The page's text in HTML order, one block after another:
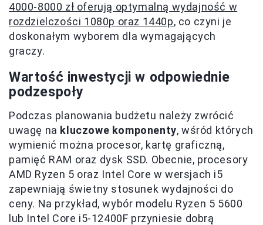
4000-8000 zł oferują optymalną wydajność w
rozdzielczości 1080p oraz 1440p, co czyni je
doskonałym wyborem dla wymagających
graczy.
Wartość inwestycji w odpowiednie
podzespoły
Podczas planowania budżetu należy zwrócić
uwagę na kluczowe komponenty, wśród których
wymienić można procesor, kartę graficzną,
pamięć RAM oraz dysk SSD. Obecnie, procesory
AMD Ryzen 5 oraz Intel Core w wersjach i5
zapewniają świetny stosunek wydajności do
ceny. Na przykład, wybór modelu Ryzen 5 5600
lub Intel Core i5-12400F przyniesie dobrą